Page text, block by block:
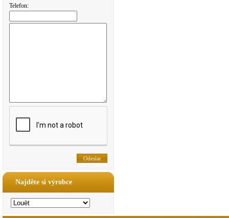
Telefon:
Najděte si výrobce